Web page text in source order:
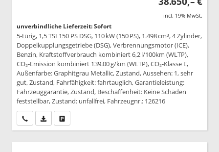
incl. 19% MwSt.
unverbindliche Lieferzeit: Sofort
5-türig, 1,5 TSI 150 PS DSG, 110 kW (150 PS), 1.498 cm³, 4 Zylinder,
Doppelkupplungsgetriebe (DSG), Verbrennungsmotor (ICE),
Benzin, Kraftstoffverbrauch kombiniert 6,2 l/100km (WLTP),
CO₂-Emission kombiniert 139.00 g/km (WLTP), CO₂-Klasse E,
Außenfarbe: Graphitgrau Metallic, Zustand, Aussehen: 1, sehr
gut, Zustand, Fahrfähigkeit: fahrtauglich, Garantieleistung:
Fahrzeuggarantie, Zustand, Beschaffenheit: Keine Schäden
feststellbar, Zustand: unfallfrei, Fahrzeugnr.: 126216
Wir rufen Sie anPDF-Datei, Fahrzeugexposé drucken